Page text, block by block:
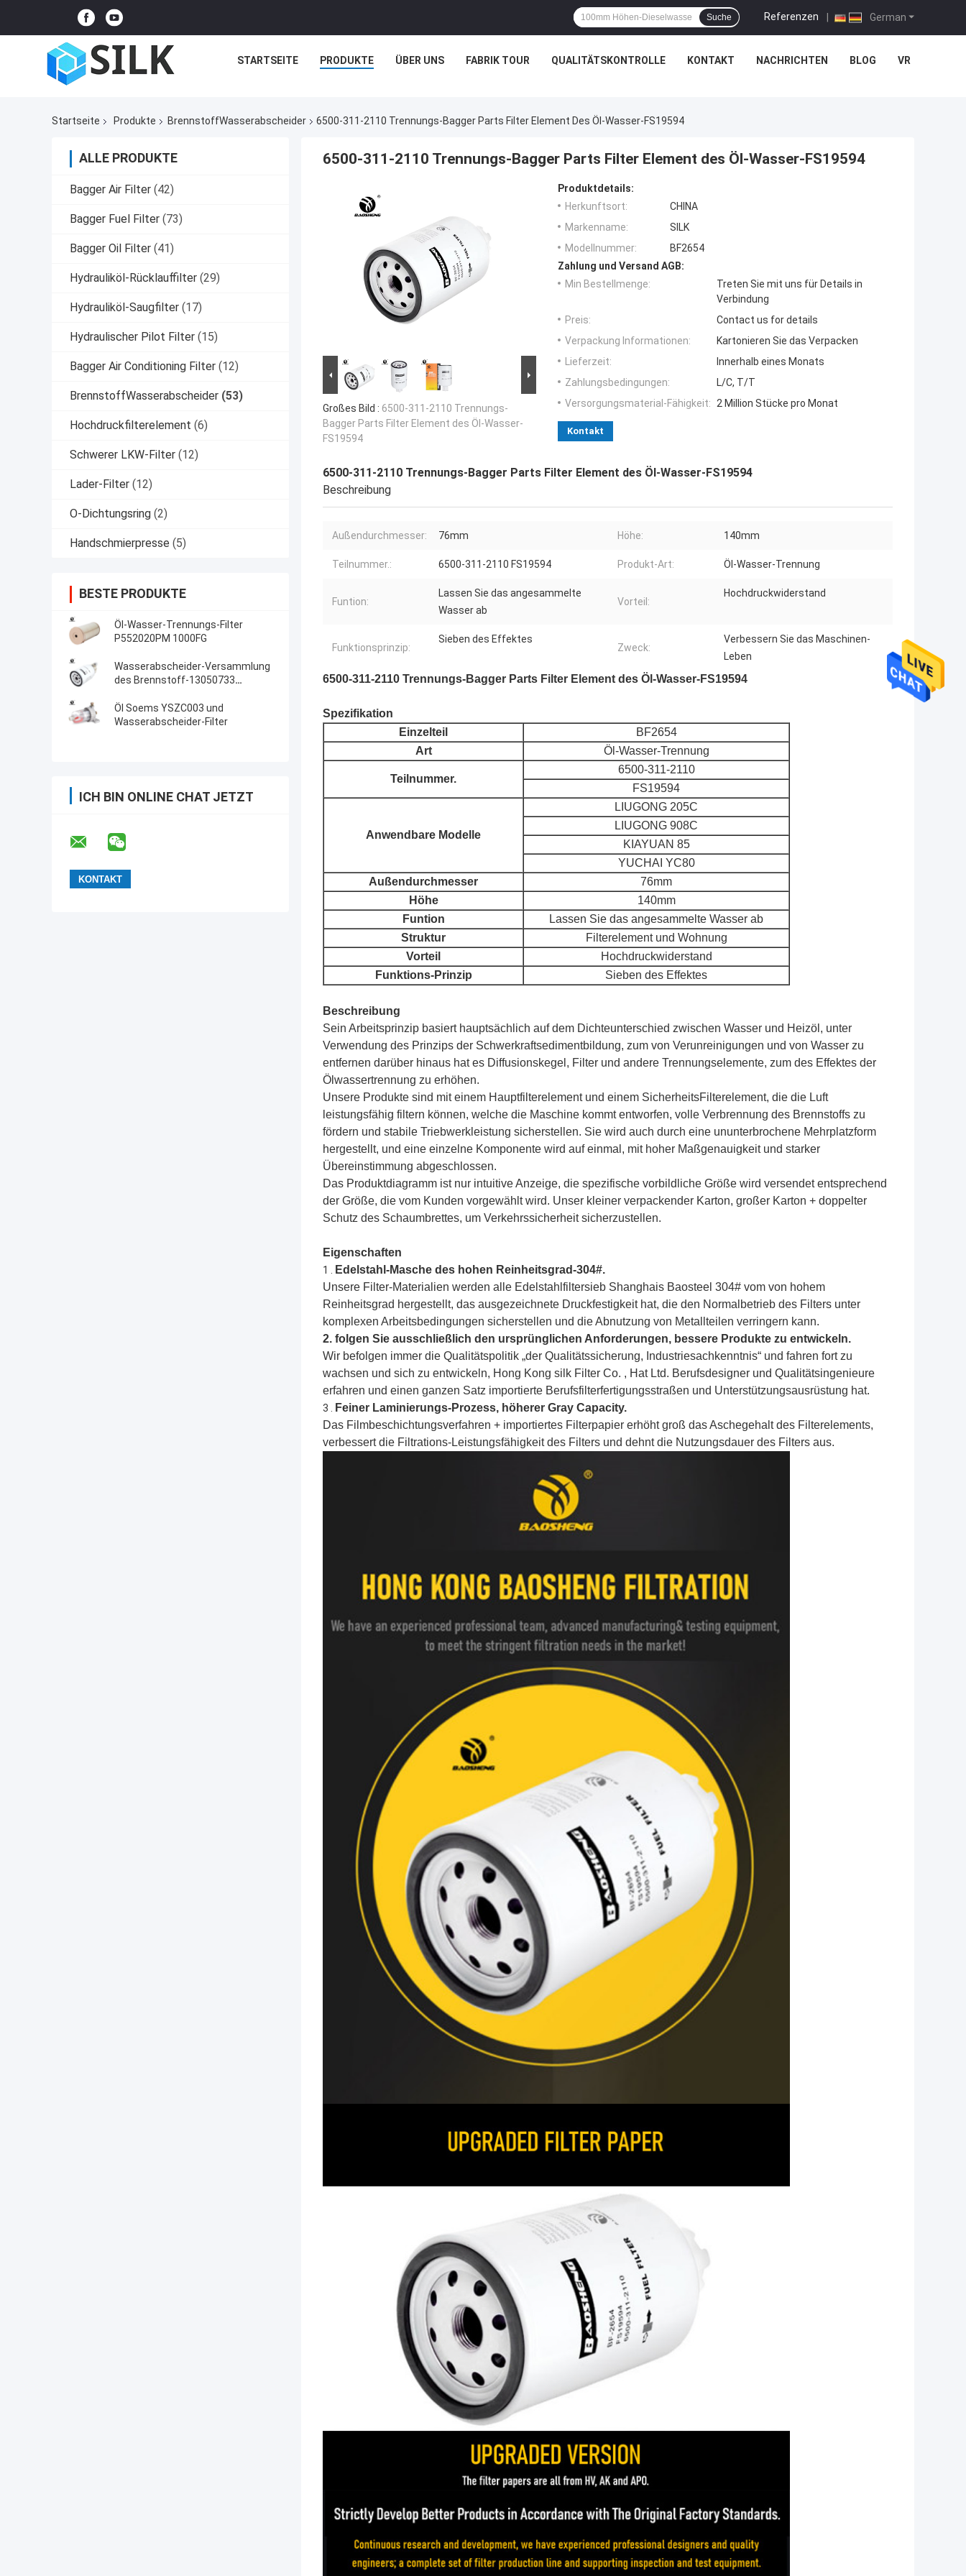
German
Referenzen |
Suche
STARTSEITE PRODUKTE ÜBER UNS FABRIK TOUR QUALITÄTSKONTROLLE KONTAKT NACHRICHTEN BLOG VR
Startseite Produkte BrennstoffWasserabscheider 6500-311-2110 Trennungs-Bagger Parts Filter Element Des Öl-Wasser-FS19594
ALLE PRODUKTE
Bagger Air Filter (42)
Bagger Fuel Filter (73)
Bagger Oil Filter (41)
Hydrauliköl-Rücklauffilter (29)
Hydrauliköl-Saugfilter (17)
Hydraulischer Pilot Filter (15)
Bagger Air Conditioning Filter (12)
BrennstoffWasserabscheider (53)
Hochdruckfilterelement (6)
Schwerer LKW-Filter (12)
Lader-Filter (12)
O-Dichtungsring (2)
Handschmierpresse (5)
BESTE PRODUKTE
Öl-Wasser-Trennungs-Filter
P552020PM 1000FG
Wasserabscheider-Versammlung
des Brennstoff-13050733
Öl Soems YSZC003 und
Wasserabscheider-Filter
ICH BIN ONLINE CHAT JETZT
6500-311-2110 Trennungs-Bagger Parts Filter Element des Öl-Wasser-FS19594
Großes Bild : 6500-311-2110 Trennungs-
Bagger Parts Filter Element des Öl-Wasser-
FS19594
Produktdetails:
Herkunftsort:
CHINA
Markenname:
SILK
Modellnummer:
BF2654
Zahlung und Versand AGB:
Min Bestellmenge:
Treten Sie mit uns für Details in
Verbindung
Preis:
Contact us for details
Verpackung Informationen:
Kartonieren Sie das Verpacken
Lieferzeit:
Innerhalb eines Monats
Zahlungsbedingungen:
L/C, T/T
Versorgungsmaterial-Fähigkeit: 2 Million Stücke pro Monat
Kontakt
6500-311-2110 Trennungs-Bagger Parts Filter Element des Öl-Wasser-FS19594
Beschreibung
Außendurchmesser: 76mm Höhe: 140mm
Teilnummer.: 6500-311-2110 FS19594 Produkt-Art: Öl-Wasser-Trennung
Funtion:
Lassen Sie das angesammelte
Wasser ab
Vorteil:
Hochdruckwiderstand
Funktionsprinzip:
Sieben des Effektes
Zweck:
Verbessern Sie das Maschinen-
Leben
6500-311-2110 Trennungs-Bagger Parts Filter Element des Öl-Wasser-FS19594
Spezifikation
Einzelteil
BF2654
Art
Öl-Wasser-Trennung
Teilnummer.
6500-311-2110
FS19594
Anwendbare Modelle
LIUGONG 205C
LIUGONG 908C
KIAYUAN 85
YUCHAI YC80
Außendurchmesser
76mm
Höhe
140mm
Funtion
Lassen Sie das angesammelte Wasser ab
Struktur
Filterelement und Wohnung
Vorteil
Hochdruckwiderstand
Funktions-Prinzip
Sieben des Effektes
Beschreibung
Sein Arbeitsprinzip basiert hauptsächlich auf dem Dichteunterschied zwischen Wasser und Heizöl, unter
Verwendung des Prinzips der Schwerkraftsedimentbildung, zum von Verunreinigungen und von Wasser zu
entfernen darüber hinaus hat es Diffusionskegel, Filter und andere Trennungselemente, zum des Effektes der
Ölwassertrennung zu erhöhen.
Unsere Produkte sind mit einem Hauptfilterelement und einem SicherheitsFilterelement, die die Luft
leistungsfähig filtern können, welche die Maschine kommt entworfen, volle Verbrennung des Brennstoffs zu
fördern und stabile Triebwerkleistung sicherstellen. Sie wird auch durch eine ununterbrochene Mehrplatzform
hergestellt, und eine einzelne Komponente wird auf einmal, mit hoher Maßgenauigkeit und starker
Übereinstimmung abgeschlossen.
Das Produktdiagramm ist nur intuitive Anzeige, die spezifische vorbildliche Größe wird versendet entsprechend
der Größe, die vom Kunden vorgewählt wird. Unser kleiner verpackender Karton, großer Karton + doppelter
Schutz des Schaumbrettes, um Verkehrssicherheit sicherzustellen.
Eigenschaften
1 . Edelstahl-Masche des hohen Reinheitsgrad-304#.
Unsere Filter-Materialien werden alle Edelstahlfiltersieb Shanghais Baosteel 304# vom von hohem
Reinheitsgrad hergestellt, das ausgezeichnete Druckfestigkeit hat, die den Normalbetrieb des Filters unter
komplexen Arbeitsbedingungen sicherstellen und die Abnutzung von Metallteilen verringern kann.
2. folgen Sie ausschließlich den ursprünglichen Anforderungen, bessere Produkte zu entwickeln.
Wir befolgen immer die Qualitätspolitik „der Qualitätssicherung, Industriesachkenntnis“ und fahren fort zu
wachsen und sich zu entwickeln, Hong Kong silk Filter Co. , Hat Ltd. Berufsdesigner und Qualitätsingenieure
erfahren und einen ganzen Satz importierte Berufsfilterfertigungsstraßen und Unterstützungsausrüstung hat.
3 . Feiner Laminierungs-Prozess, höherer Gray Capacity.
Das Filmbeschichtungsverfahren + importiertes Filterpapier erhöht groß das Aschegehalt des Filterelements,
verbessert die Filtrations-Leistungsfähigkeit des Filters und dehnt die Nutzungsdauer des Filters aus.